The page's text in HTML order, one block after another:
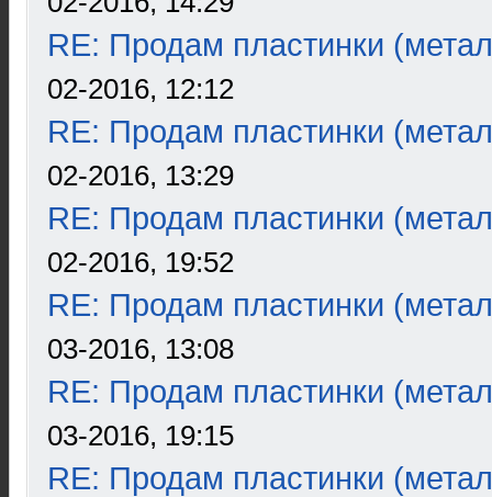
RE: Продам пластинки
02-2016, 12:12
RE: Продам пластинки
02-2016, 13:29
RE: Продам пластинки
02-2016, 19:52
RE: Продам пластинки
03-2016, 13:08
RE: Продам пластинки
03-2016, 19:15
RE: Продам пластинки